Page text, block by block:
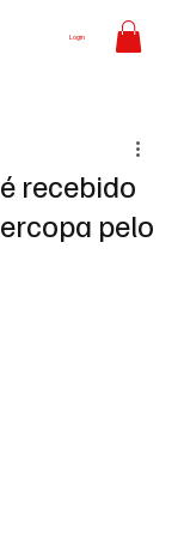
Login
recebido
pelo